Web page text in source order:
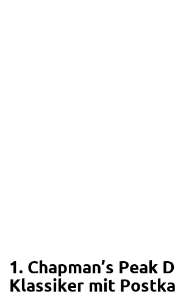
1. Chapman’s Peak
Klassiker mit